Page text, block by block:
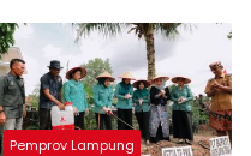
Pemprov Lampung